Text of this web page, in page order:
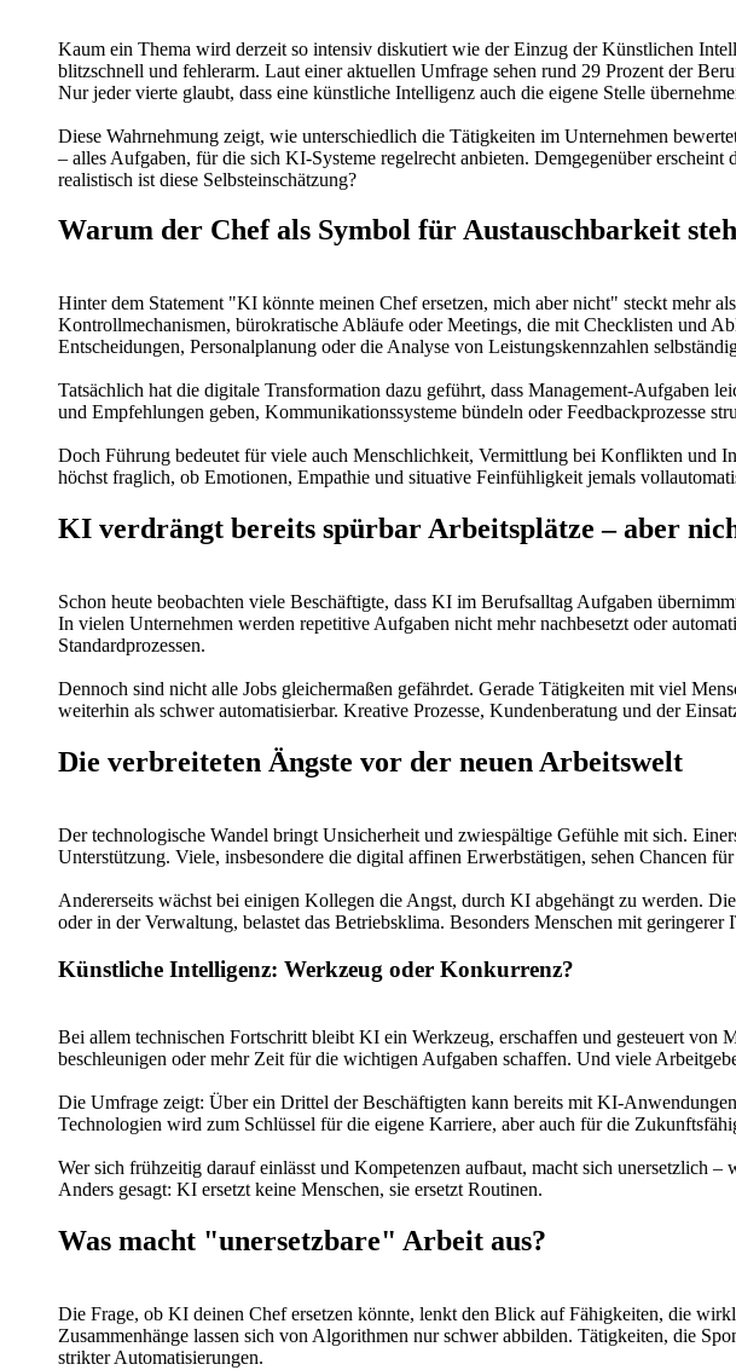
Kaum ein Thema wird derzeit so intensiv diskutiert wie der Einzug der Künstlichen
blitzschnell und fehlerarm. Laut einer aktuellen Umfrage sehen rund 29 Prozent der
Nur jeder vierte glaubt, dass eine künstliche Intelligenz auch die eigene Stelle
Diese Wahrnehmung zeigt, wie unterschiedlich die Tätigkeiten im Unternehmen
– alles Aufgaben, für die sich KI-Systeme regelrecht anbieten. Demgegenüber
realistisch ist diese Selbsteinschätzung?
Warum der Chef als Symbol für Austauschbarkeit
Hinter dem Statement "KI könnte meinen Chef ersetzen, mich aber nicht" steckt mehr
Kontrollmechanismen, bürokratische Abläufe oder Meetings, die mit Checklisten und
Entscheidungen, Personalplanung oder die Analyse von Leistungskennzahlen
Tatsächlich hat die digitale Transformation dazu geführt, dass Management-Aufgaben
und Empfehlungen geben, Kommunikationssysteme bündeln oder Feedbackprozesse
Doch Führung bedeutet für viele auch Menschlichkeit, Vermittlung bei Konflikten und
höchst fraglich, ob Emotionen, Empathie und situative Feinfühligkeit jemals
KI verdrängt bereits spürbar Arbeitsplätze – aber
Schon heute beobachten viele Beschäftigte, dass KI im Berufsalltag Aufgaben
In vielen Unternehmen werden repetitive Aufgaben nicht mehr nachbesetzt oder
Standardprozessen.
Dennoch sind nicht alle Jobs gleichermaßen gefährdet. Gerade Tätigkeiten mit viel
weiterhin als schwer automatisierbar. Kreative Prozesse, Kundenberatung und der
Die verbreiteten Ängste vor der neuen Arbeitswelt
Der technologische Wandel bringt Unsicherheit und zwiespältige Gefühle mit sich.
Unterstützung. Viele, insbesondere die digital affinen Erwerbstätigen, sehen Chancen
Andererseits wächst bei einigen Kollegen die Angst, durch KI abgehängt zu werden.
oder in der Verwaltung, belastet das Betriebsklima. Besonders Menschen mit
Künstliche Intelligenz: Werkzeug oder Konkurrenz?
Bei allem technischen Fortschritt bleibt KI ein Werkzeug, erschaffen und gesteuert von
beschleunigen oder mehr Zeit für die wichtigen Aufgaben schaffen. Und viele
Die Umfrage zeigt: Über ein Drittel der Beschäftigten kann bereits mit KI-
Technologien wird zum Schlüssel für die eigene Karriere, aber auch für die
Wer sich frühzeitig darauf einlässt und Kompetenzen aufbaut, macht sich unersetzlich
Anders gesagt: KI ersetzt keine Menschen, sie ersetzt Routinen.
Was macht "unersetzbare" Arbeit aus?
Die Frage, ob KI deinen Chef ersetzen könnte, lenkt den Blick auf Fähigkeiten, die
Zusammenhänge lassen sich von Algorithmen nur schwer abbilden. Tätigkeiten, die
strikter Automatisierungen.